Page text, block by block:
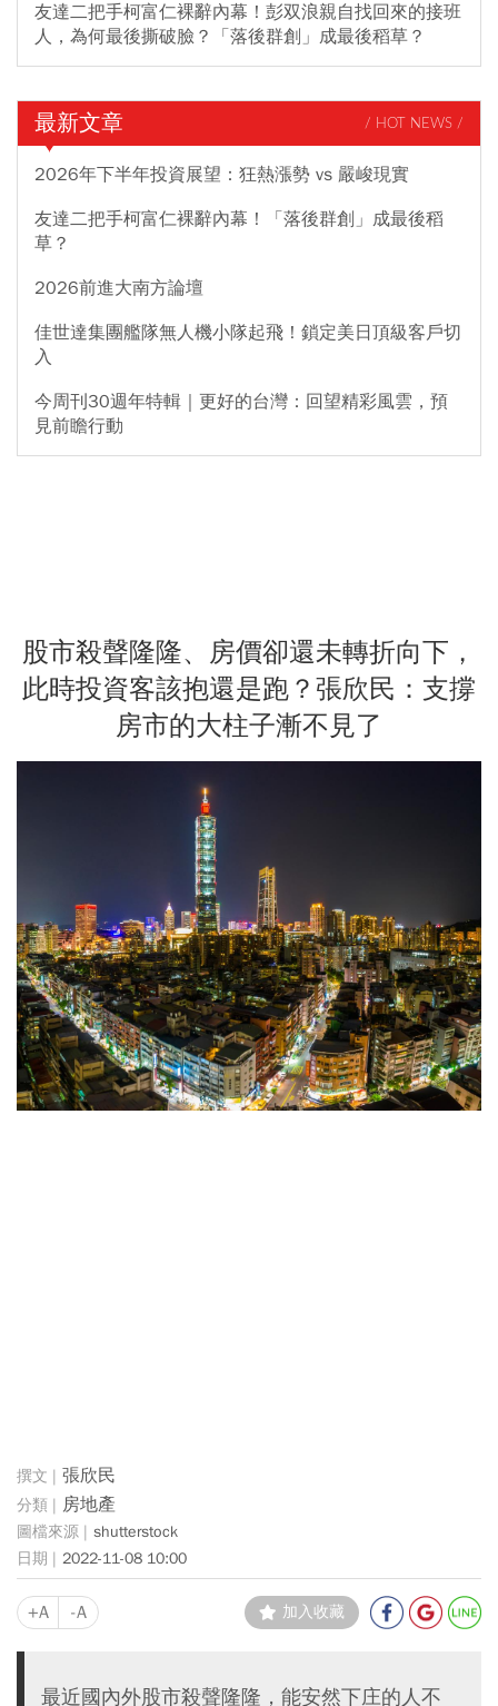
友達二把手柯富仁裸辭內幕！彭双浪親自找回來的接班
人，為何最後撕破臉？「落後群創」成最後稻草？
最新文章 / HOT NEWS /
2026年下半年投資展望：狂熱漲勢 vs 嚴峻現實
友達二把手柯富仁裸辭內幕！「落後群創」成最後稻
草？
2026前進大南方論壇
佳世達集團艦隊無人機小隊起飛！鎖定美日頂級客戶切
入
今周刊30週年特輯｜更好的台灣：回望精彩風雲，預
見前瞻行動
股市殺聲隆隆、房價卻還未轉折向下，
此時投資客該抱還是跑？張欣民：支撐
房市的大柱子漸不見了
張欣民
房地產
shutterstock
2022-11-08 10:00
+A -A 加入收藏
最近國內外股市殺聲隆隆，能安然下庄的人不